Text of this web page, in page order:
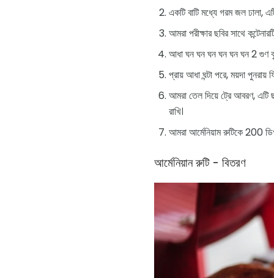
একটি বাটি মধ্যে গরম জল ঢালা,
আমরা পরীক্ষার ছবির সাথে
আধা ঘন ঘন ঘন ঘন ঘন ঘন 2 গুণ
প্রায় আধা ঘন্টা পরে, ময়দা
আমরা তেল দিয়ে ট্রে আবরণ, এটি
রাখি।
আমরা আর্মেনিয়াম রুটিকে 200
আর্মেনিয়ান রুটি - বিতরণ